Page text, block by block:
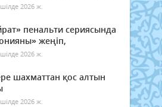
2026 ж.
пенальти сериясында
жеңіп,
2026 ж.
шахматтан қос алтын
2026 ж.